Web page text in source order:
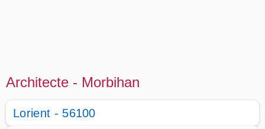
Architecte - Morbihan
Lorient - 56100